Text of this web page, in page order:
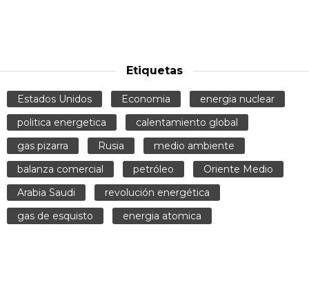
Etiquetas
Estados Unidos Economia
energia nuclear
politica energetica
calentamiento global
gas pizarra
Rusia
medio ambiente
balanza comercial
petróleo
Oriente Medio
Arabia Saudi
revolución energética
gas de esquisto
energia atomica